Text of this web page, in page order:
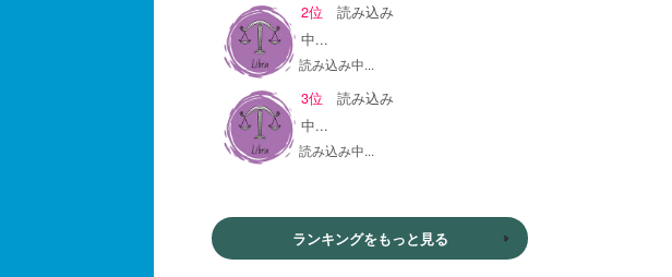
2位読み込み
中...
読み込み中...
3位読み込み
中...
読み込み中...
ランキングをもっと見る